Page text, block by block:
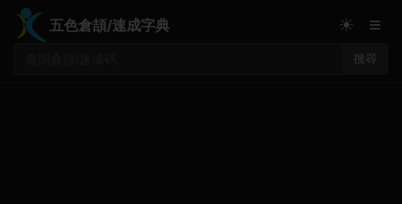
五色倉頡/速成字典
搜尋
☀ ≡